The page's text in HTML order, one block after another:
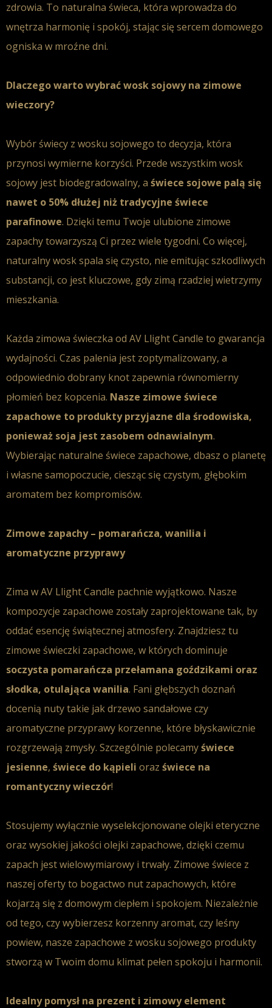
zdrowia. To naturalna świeca, która wprowadza do
wnętrza harmonię i spokój, stając się sercem domowego
ogniska w mroźne dni.
Dlaczego warto wybrać wosk sojowy na zimowe
wieczory?
Wybór świecy z wosku sojowego to decyzja, która
przynosi wymierne korzyści. Przede wszystkim wosk
sojowy jest biodegradowalny, a świece sojowe palą się
nawet o 50% dłużej niż tradycyjne świece
parafinowe. Dzięki temu Twoje ulubione zimowe
zapachytowarzyszą Ci przez wiele tygodni. Co więcej,
naturalny woskspala się czysto, nie emitując szkodliwych
substancji, co jest kluczowe, gdy zimą rzadziej wietrzymy
mieszkania.
Każda zimowa świeczka od AV Llight Candle to gwarancja
wydajności. Czas palenia jest zoptymalizowany, a
odpowiednio dobrany knot zapewnia równomierny
płomień bez kopcenia. Nasze zimowe świece
zapachowe to produktyprzyjazne dla środowiska,
ponieważ soja jest zasobem odnawialnym.
Wybierając naturalne świece zapachowe, dbasz o planetę
i własne samopoczucie, ciesząc się czystym, głębokim
aromatem bez kompromisów.
Zimowe zapachy – pomarańcza, wanilia i
aromatyczne przyprawy
Zima w AV Llight Candle pachnie wyjątkowo. Nasze
kompozycje zapachowe zostały zaprojektowane tak, by
oddać esencję świątecznej atmosfery. Znajdziesz tu
zimowe świeczki zapachowe, w których dominuje
soczysta pomarańcza przełamana goździkami oraz
słodka, otulająca wanilia. Fani głębszych doznań
docenią nutytakie jakdrzewo sandałowe czy
aromatyczne przyprawy korzenne, które błyskawicznie
rozgrzewają zmysły. Szczególnie polecamyświece
jesienne, świece do kąpieli oraz świece na
romantyczny wieczór!
Stosujemy wyłącznie wyselekcjonowane olejki eteryczne
oraz wysokiej jakości olejki zapachowe, dzięki czemu
zapach jest wielowymiarowy i trwały. Zimowe świece z
naszej oferty to bogactwo nut zapachowych, które
kojarzą się z domowym ciepłem i spokojem. Niezależnie
od tego, czy wybierzesz korzennyaromat, czy leśny
powiew, nasze zapachowe z wosku sojowego produkty
stworzą w Twoim domu klimat pełen spokoju i harmonii.
Idealny pomysł na prezent i zimowy element